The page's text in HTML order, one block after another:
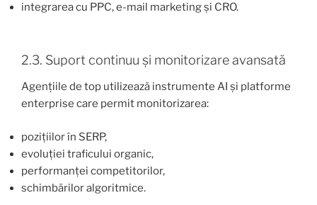
integrarea cu PPC, e-mail marketing și CRO.
2.3. Suport continuu și monitorizare avansată
Agențiile de top utilizează instrumente AI și platforme
enterprise care permit monitorizarea:
pozițiilor în SERP,
evoluției traficului organic,
performanței competitorilor,
schimbărilor algoritmice.